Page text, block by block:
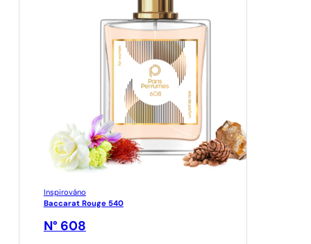
Inspirováno
Baccarat Rouge 540
N° 608